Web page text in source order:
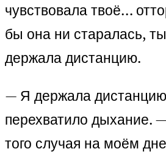
чувствовала твоё…
бы она ни старалась,
держала дистанцию.
— Я держала
перехватило дыхание.
того случая на моём